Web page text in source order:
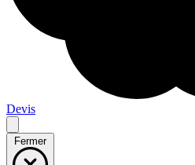
Devis
Fermer